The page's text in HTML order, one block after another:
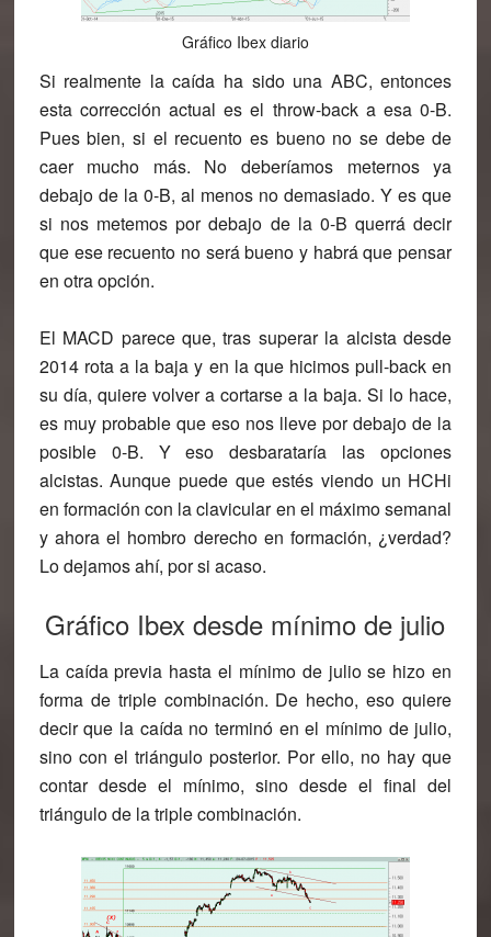
Gráfico Ibex diario
Si realmente la caída ha sido una ABC, entonces
esta corrección actual es el throw-back a esa 0-B.
Pues bien, si el recuento es bueno no se debe de
caer mucho más. No deberíamos meternos ya
debajo de la 0-B, al menos no demasiado. Y es que
si nos metemos por debajo de la 0-B querrá decir
que ese recuento no será bueno y habrá que pensar
en otra opción.
El MACD parece que, tras superar la alcista desde
2014 rota a la baja y en la que hicimos pull-back en
su día, quiere volver a cortarse a la baja. Si lo hace,
es muy probable que eso nos lleve por debajo de la
posible 0-B. Y eso desbarataría las opciones
alcistas. Aunque puede que estés viendo un HCHi
en formación con la clavicular en el máximo semanal
y ahora el hombro derecho en formación, ¿verdad?
Lo dejamos ahí, por si acaso.
Gráfico Ibex desde mínimo de julio
La caída previa hasta el mínimo de julio se hizo en
forma de triple combinación. De hecho, eso quiere
decir que la caída no terminó en el mínimo de julio,
sino con el triángulo posterior. Por ello, no hay que
contar desde el mínimo, sino desde el final del
triángulo de la triple combinación.